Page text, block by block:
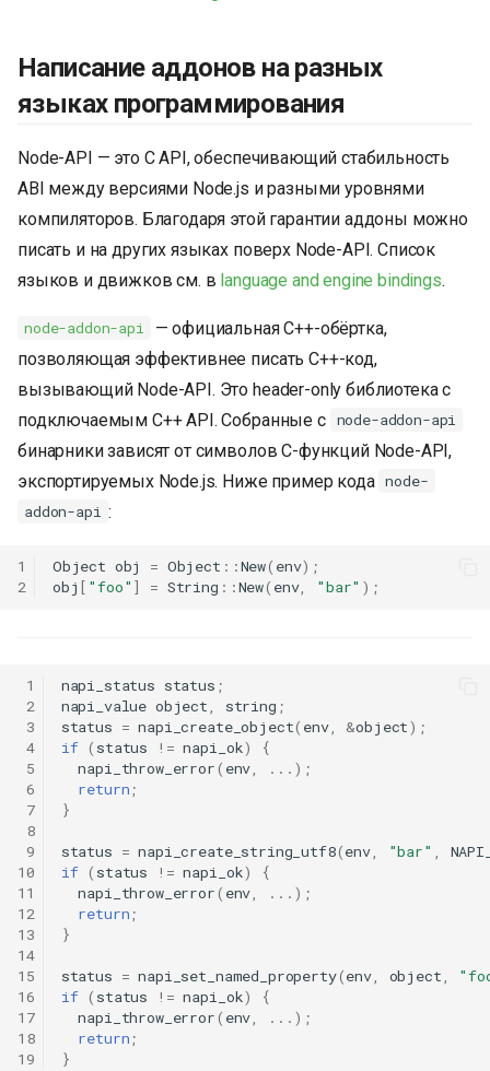
Написание аддонов на разных
языках программирования
Node-API — это C API, обеспечивающий стабильность
ABI между версиями Node.js и разными уровнями
компиляторов. Благодаря этой гарантии аддоны можно
писать и на других языках поверх Node-API. Список
языков и движков см. в language and engine bindings.
node-addon-api
— официальная C++-обёртка,
позволяющая эффективнее писать C++-код,
вызывающий Node-API. Это header-only библиотека с
подключаемым C++ API. Собранные с node-addon-api
бинарники зависят от символов C-функций Node-API,
экспортируемых Node.js. Ниже пример кода node-
addon-api :
1
2
Object obj = Object ::New( env);
obj [ "foo" ] = String ::New( env, "bar" );
1
2
3
4
5
6
7
8
9
10
11
12
13
14
15
16
17
18
19
napi_status status ;
napi_value object, string ;
status = napi_create_object( env, &object);
if ( status != napi_ok)
{
napi_throw_error( env,
...);
return;
}
status = napi_create_string_utf8(env, "bar" ,
if ( status != napi_ok)
{
napi_throw_error( env,
...);
return;
}
status = napi_set_named_property(env, object,
if ( status != napi_ok)
{
napi_throw_error( env,
...);
return;
}